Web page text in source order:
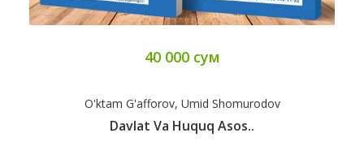
40 000 сум
O'ktam G'afforov, Umid Shomurodov
Davlat Va Huquq Asos..